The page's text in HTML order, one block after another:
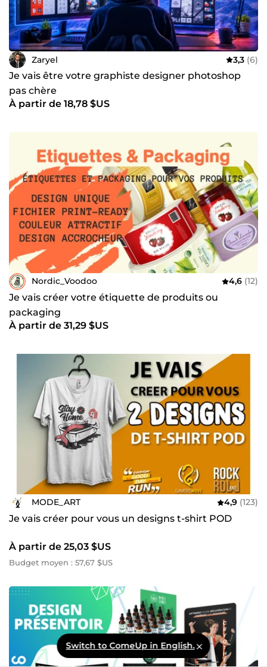
Zaryel 3,3 (6)
Je vais être votre graphiste designer photoshop
pas chère
À partir de 18,78 $US
Nordic_Voodoo 4,6 (12)
Je vais créer votre étiquette de produits ou
packaging
À partir de 31,29 $US
MODE_ART 4,9 (123)
Je vais créer pour vous un designs t-shirt POD
À partir de 25,03 $US
Budget moyen : 57,67 $US
Switch to ComeUp in English.